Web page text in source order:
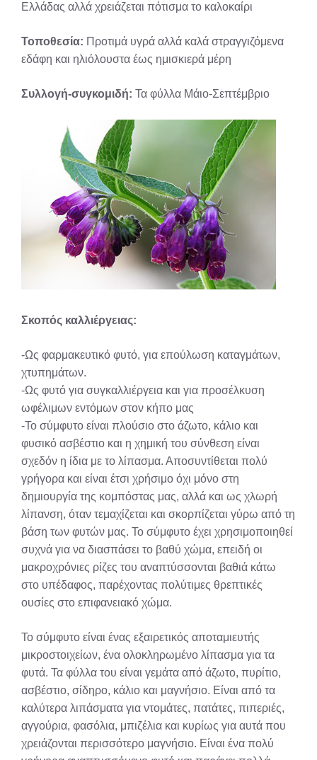
Ελλάδας αλλά χρειάζεται πότισμα το καλοκαίρι
Τοποθεσία: Προτιμά υγρά αλλά καλά στραγγιζόμενα
εδάφη και ηλιόλουστα έως ημισκιερά μέρη
Συλλογή-συγκομιδή: Τα φύλλα Μάιο-Σεπτέμβριο
Σκοπός καλλιέργειας:
-Ως φαρμακευτικό φυτό, για επούλωση καταγμάτων,
χτυπημάτων.
-Ως φυτό για συγκαλλιέργεια και για προσέλκυση
ωφέλιμων εντόμων στον κήπο μας
-Το σύμφυτο είναι πλούσιο στο άζωτο, κάλιο και
φυσικό ασβέστιο και η χημική του σύνθεση είναι
σχεδόν η ίδια με το λίπασμα. Αποσυντίθεται πολύ
γρήγορα και είναι έτσι χρήσιμο όχι μόνο στη
δημιουργία της κομπόστας μας, αλλά και ως χλωρή
λίπανση, όταν τεμαχίζεται και σκορπίζεται γύρω από τη
βάση των φυτών μας. Το σύμφυτο έχει χρησιμοποιηθεί
συχνά για να διασπάσει το βαθύ χώμα, επειδή οι
μακροχρόνιες ρίζες του αναπτύσσονται βαθιά κάτω
στο υπέδαφος, παρέχοντας πολύτιμες θρεπτικές
ουσίες στο επιφανειακό χώμα.
Το σύμφυτο είναι ένας εξαιρετικός αποταμιευτής
μικροστοιχείων, ένα ολοκληρωμένο λίπασμα για τα
φυτά. Τα φύλλα του είναι γεμάτα από άζωτο, πυρίτιο,
ασβέστιο, σίδηρο, κάλιο και μαγνήσιο. Είναι από τα
καλύτερα λιπάσματα για ντομάτες, πατάτες, πιπεριές,
αγγούρια, φασόλια, μπιζέλια και κυρίως για αυτά που
χρειάζονται περισσότερο μαγνήσιο. Είναι ένα πολύ